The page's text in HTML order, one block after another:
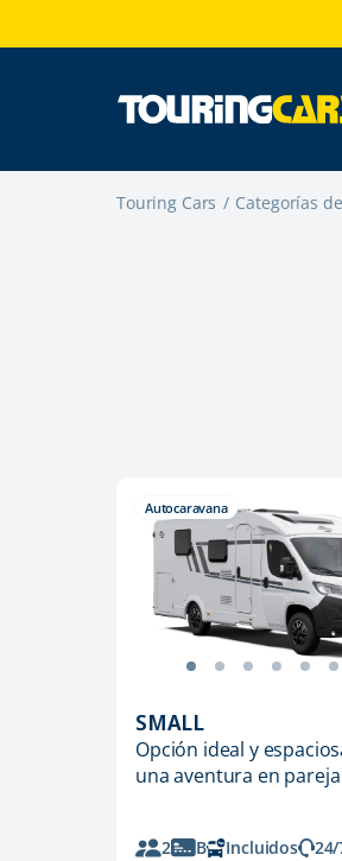
Touring Cars Categorías
Autocaravana
SMALL
Opción ideal y
una aventura en pareja
2 B Incluidos
24/